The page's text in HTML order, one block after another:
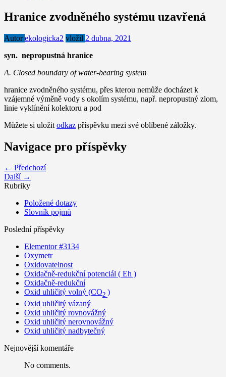
Hranice zvodněného systému uzavřená
Autorekologicka2 vložil 2 dubna, 2021
syn. nepropustná hranice
A. Closed boundary of water-bearing system
hranice zvodněného systému, přes kterou nemůže docházet k
vzájemné výměně vody s okolím systému, např. nepropustný zlom,
linie vyklínění kolektoru a pod
Můžete si uložit odkaz příspěvku mezi své oblíbené záložky.
Navigace pro příspěvky
← Předchozí
Další →
Rubriky
Položené dotazy
Slovník pojmů
Poslední příspěvky
Elementor #3134
Oxymetr
Oxidovatelnost
Oxidačně-redukční potenciál ( Eh )
Oxidačně-redukční
Oxid uhličitý volný (CO2 )
Oxid uhličitý vázaný
Oxid uhličitý rovnovážný
Oxid uhličitý nerovnovážný
Oxid uhličitý nadbytečný
Nejnovější komentáře
No comments.